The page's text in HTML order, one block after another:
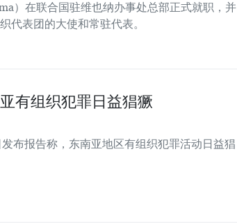
）在联合国驻维也纳办事处总部正式就职，并
代表团的大使和常驻代表。
有组织犯罪日益猖獗
布报告称，东南亚地区有组织犯罪活动日益猖